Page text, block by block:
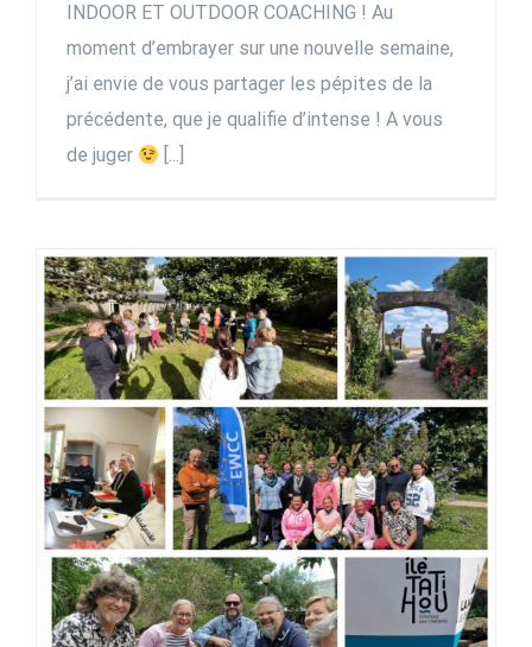
INDOOR ET OUTDOOR COACHING ! Au
moment d’embrayer sur une nouvelle semaine,
j’ai envie de vous partager les pépites de la
précédente, que je qualifie d’intense ! A vous
de juger
[...]